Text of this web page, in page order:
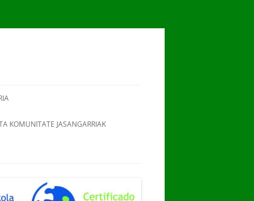
KOMUNITATE JASANGARRIAK